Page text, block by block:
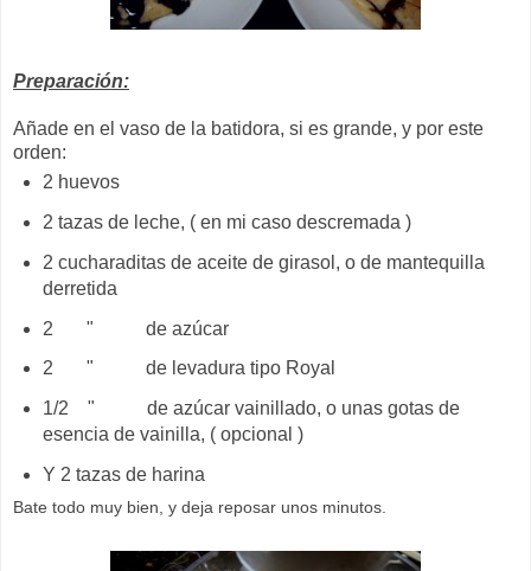
Preparación:
Añade en el vaso de la batidora, si es grande, y por este
orden:
2 huevos
2 tazas de leche, ( en mi caso descremada )
2 cucharaditas de aceite de girasol, o de mantequilla
derretida
2 " de azúcar
2 " de levadura tipo Royal
1/2 " de azúcar vainillado, o unas gotas de
esencia de vainilla, ( opcional )
Y 2 tazas de harina
Bate todo muy bien, y deja reposar unos minutos.